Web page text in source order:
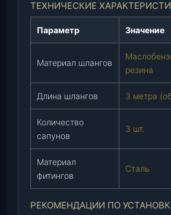
ТЕХНИЧЕСКИЕ
Параметр Значение
Материал шлангов
резина
Длина шлангов 3 метра
Количество
сапунов
3 шт.
Материал
фитингов
Сталь
РЕКОМЕНДАЦИИ ПО